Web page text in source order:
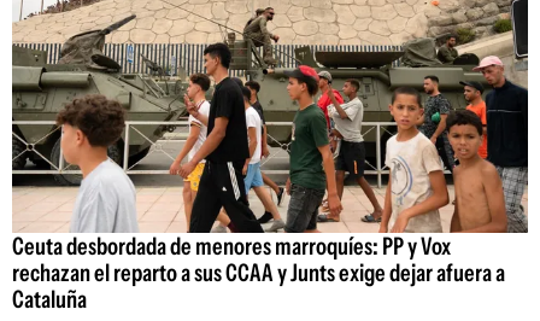
Ceuta desbordada de menores marroquíes: PP y Vox
rechazan el reparto a sus CCAA y Junts exige dejar afuera a
Cataluña